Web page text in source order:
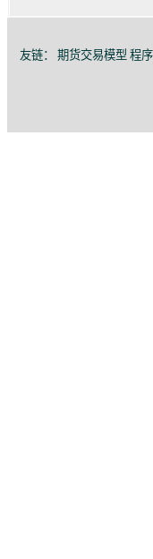
友链： 期货交易模型 程